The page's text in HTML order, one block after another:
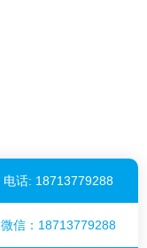
电话: 18713779288
微信：18713779288